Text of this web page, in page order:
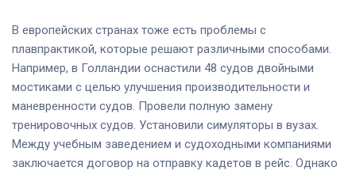
В европейских странах тоже есть проблемы с
плавпрактикой, которые решают различными способами.
Например, в Голландии оснастили 48 судов двойными
мостиками с целью улучшения производительности и
маневренности судов. Провели полную замену
тренировочных судов. Установили симуляторы в вузах.
Между учебным заведением и судоходными компаниями
заключается договор на отправку кадетов в рейс. Однако